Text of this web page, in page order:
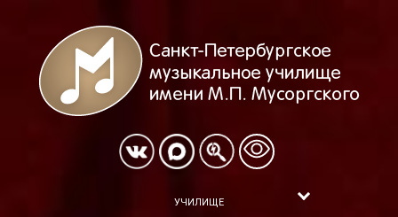
УЧИЛИЩЕ